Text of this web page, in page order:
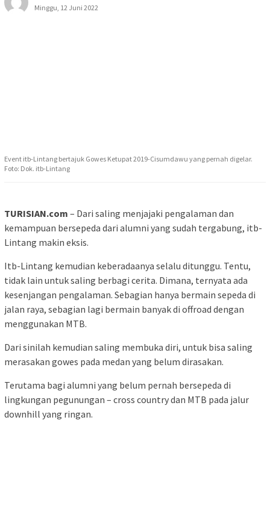
Minggu, 12 Juni 2022
Event itb-Lintang bertajuk Gowes Ketupat 2019-Cisumdawu yang pernah digelar.
Foto: Dok. itb-Lintang
TURISIAN.com – Dari saling menjajaki pengalaman dan
kemampuan bersepeda dari alumni yang sudah tergabung, itb-
Lintang makin eksis.
Itb-Lintang kemudian keberadaanya selalu ditunggu. Tentu,
tidak lain untuk saling berbagi cerita. Dimana, ternyata ada
kesenjangan pengalaman. Sebagian hanya bermain sepeda di
jalan raya, sebagian lagi bermain banyak di offroad dengan
menggunakan MTB.